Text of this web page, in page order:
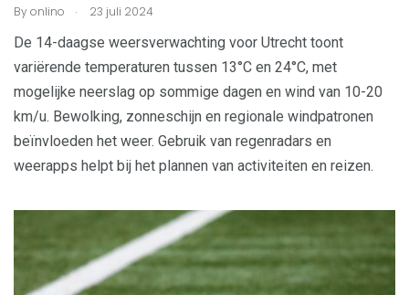
Byonlino . 23 juli 2024
De 14-daagse weersverwachting voor Utrecht toont
variërende temperaturen tussen 13°C en 24°C, met
mogelijke neerslag op sommige dagen en wind van 10-20
km/u. Bewolking, zonneschijn en regionale windpatronen
beïnvloeden het weer. Gebruik van regenradars en
weerapps helpt bij het plannen van activiteiten en reizen.